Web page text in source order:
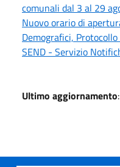
comunali dal 3 al 29
Nuovo orario di
Demografici,
SEND - Servizio
Ultimo aggiornamento